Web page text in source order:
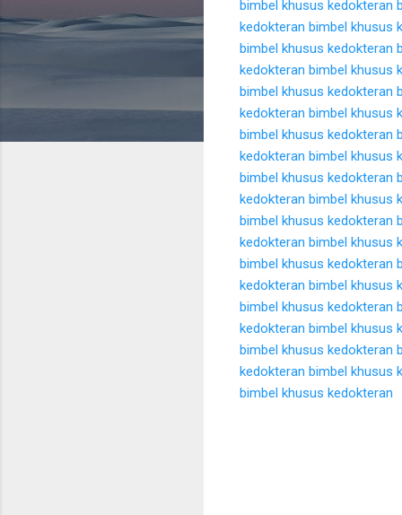
bimbel khusus kedokteran
kedokteran bimbel khusus
bimbel khusus kedokteran
kedokteran bimbel khusus
bimbel khusus kedokteran
kedokteran bimbel khusus
bimbel khusus kedokteran
kedokteran bimbel khusus
bimbel khusus kedokteran
kedokteran bimbel khusus
bimbel khusus kedokteran
kedokteran bimbel khusus
bimbel khusus kedokteran
kedokteran bimbel khusus
bimbel khusus kedokteran
kedokteran bimbel khusus
bimbel khusus kedokteran
kedokteran bimbel khusus
bimbel khusus kedokteran